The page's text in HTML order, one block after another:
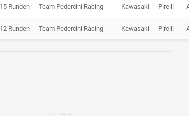
15 Runden Team Pedercini Racing Kawasaki Pirelli
12 Runden Team Pedercini Racing Kawasaki Pirelli